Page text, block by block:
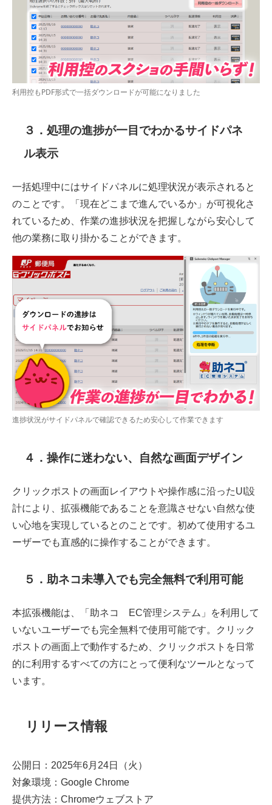
利用控もPDF形式で一括ダウンロードが可能になりました
３．処理の進捗が一目でわかるサイドパネ
ル表示
一括処理中にはサイドパネルに処理状況が表示されると
のことです。「現在どこまで進んでいるか」が可視化さ
れているため、作業の進捗状況を把握しながら安心して
他の業務に取り掛かることができます。
進捗状況がサイドパネルで確認できるため安心して作業できます
４．操作に迷わない、自然な画面デザイン
クリックポストの画面レイアウトや操作感に沿ったUI設
計により、拡張機能であることを意識させない自然な使
い心地を実現しているとのことです。初めて使用するユ
ーザーでも直感的に操作することができます。
５．助ネコ未導入でも完全無料で利用可能
本拡張機能は、「助ネコ®EC管理システム」を利用して
いないユーザーでも完全無料で使用可能です。クリック
ポストの画面上で動作するため、クリックポストを日常
的に利用するすべての方にとって便利なツールとなって
います。
リリース情報
公開日：2025年6月24日（火）
対象環境：Google Chrome
提供方法：Chromeウェブストア